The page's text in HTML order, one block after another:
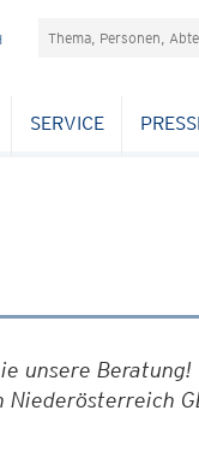
Suchefeld
SERVICE
unsere